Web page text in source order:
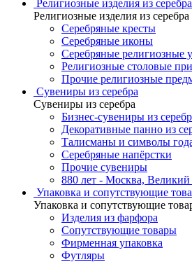
Религиозные изделия из серебра
Религиозные изделия из серебра
Серебряные кресты
Серебряные иконы
Серебряные религиозные
Религиозные столовые
Прочие религиозные
Сувениры из серебра
Сувениры из серебра
Бизнес-сувениры из
Декоративные панно из
Талисманы и символы
Серебряные напёрстки
Прочие сувениры
880 лет - Москва, Великий
Упаковка и сопутствующие
Упаковка и сопутствующие
Изделия из фарфора
Сопутствующие товары
Фирменная упаковка
Футляры